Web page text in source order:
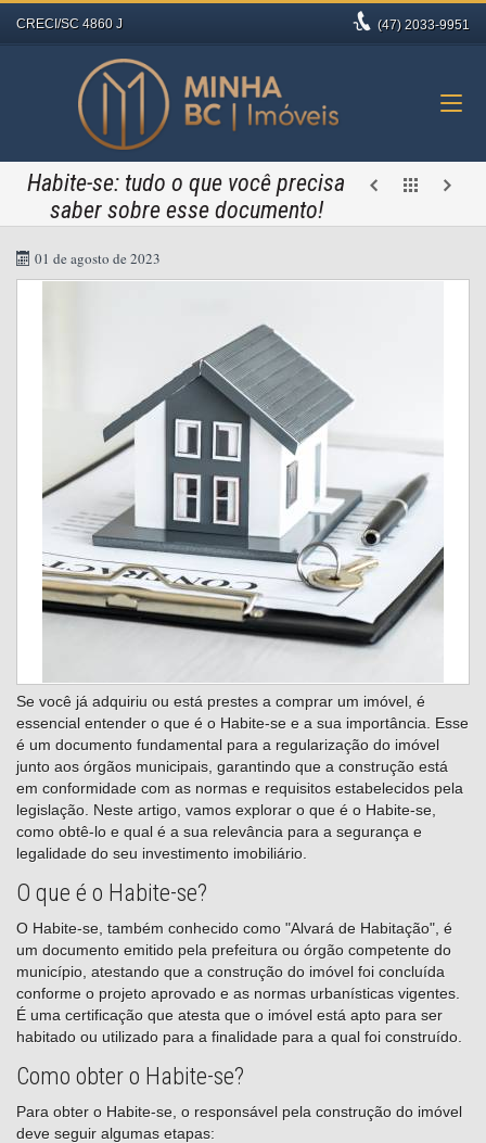
CRECI/SC 4860 J (47) 2033-9951
Habite-se: tudo o que você precisa
saber sobre esse documento!
01 de agosto de 2023
Se você já adquiriu ou está prestes a comprar um imóvel, é
essencial entender o que é o Habite-se e a sua importância. Esse
é um documento fundamental para a regularização do imóvel
junto aos órgãos municipais, garantindo que a construção está
em conformidade com as normas e requisitos estabelecidos pela
legislação. Neste artigo, vamos explorar o que é o Habite-se,
como obtê-lo e qual é a sua relevância para a segurança e
legalidade do seu investimento imobiliário.
O que é o Habite-se?
O Habite-se, também conhecido como "Alvará de Habitação", é
um documento emitido pela prefeitura ou órgão competente do
município, atestando que a construção do imóvel foi concluída
conforme o projeto aprovado e as normas urbanísticas vigentes.
É uma certificação que atesta que o imóvel está apto para ser
habitado ou utilizado para a finalidade para a qual foi construído.
Como obter o Habite-se?
Para obter o Habite-se, o responsável pela construção do imóvel
deve seguir algumas etapas: